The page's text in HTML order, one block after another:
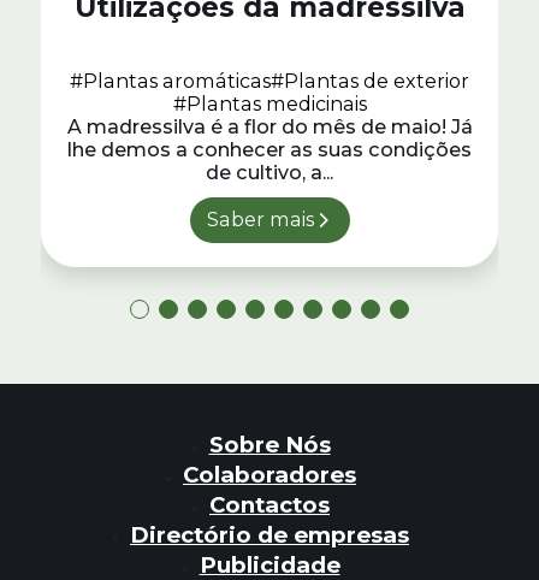
Utilizações da madressilva
#Plantas aromáticas#Plantas de exterior
#Plantas medicinais
A madressilva é a flor do mês de maio! Já
lhe demos a conhecer as suas condições
de cultivo, a...
Saber mais
Sobre Nós
Colaboradores
Contactos
Directório de empresas
Publicidade